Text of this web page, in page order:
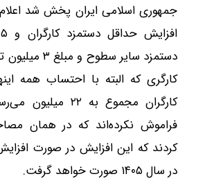
دستمزد سایر
کارگری که البته با احتساب همه
کارگران مجموع به
فراموش نکرده‌اند که در همان
کردند که این افزایش در صورت
در سال ۱۴۰۵ صورت خواهد گرفت.